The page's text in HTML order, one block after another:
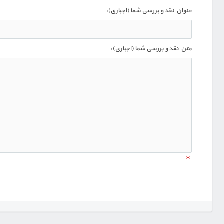
عنوان نقد و بررسی شما (اجباری):
متن نقد و بررسی شما (اجباری):
*